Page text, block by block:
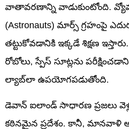
వాతావరణాన్ని వాడుకుంటోంది.
(Astronauts) మార్స్ గ్రహంపై
తట్టుకోవడానికి ఇక్కడే శిక్షణ
రోబోలు, స్పేస్ సూట్లను
ల్యాబ్‌లా ఉపయోగపడుతోంది.
డెవాన్ ఐలాండ్ సాధారణ ప్రజలు
కఠినమైన ప్రదేశం. కానీ, మానవాళి